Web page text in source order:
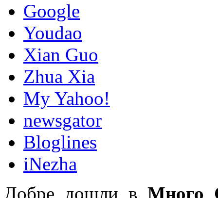
Google
Youdao
Xian Guo
Zhua Xia
My Yahoo!
newsgator
Bloglines
iNezha
Добре дошли в Много